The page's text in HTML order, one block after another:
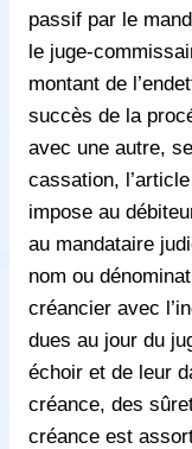
passif par le
le juge-
montant de
succès de la
avec une autre,
cassation,
impose au
au mandataire
nom ou
créancier avec
dues au jour du
échoir et de leur
créance, des
créance est